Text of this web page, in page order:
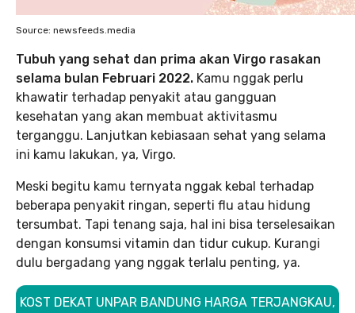
Source: newsfeeds.media
Tubuh yang sehat dan prima akan Virgo rasakan
selama bulan Februari 2022. Kamu nggak perlu
khawatir terhadap penyakit atau gangguan
kesehatan yang akan membuat aktivitasmu
terganggu. Lanjutkan kebiasaan sehat yang selama
ini kamu lakukan, ya, Virgo.
Meski begitu kamu ternyata nggak kebal terhadap
beberapa penyakit ringan, seperti flu atau hidung
tersumbat. Tapi tenang saja, hal ini bisa terselesaikan
dengan konsumsi vitamin dan tidur cukup. Kurangi
dulu bergadang yang nggak terlalu penting, ya.
KOST DEKAT UNPAR BANDUNG HARGA TERJANGKAU,